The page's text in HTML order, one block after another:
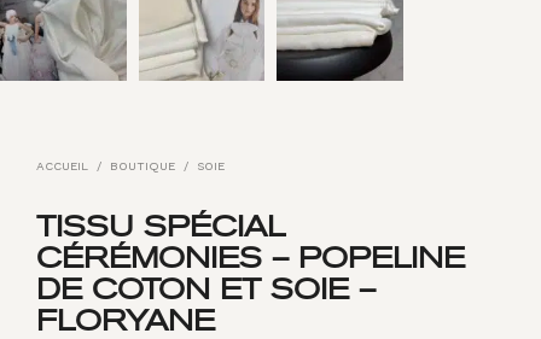
ACCUEIL / BOUTIQUE / SOIE
TISSU SPÉCIAL
CÉRÉMONIES – POPELINE
DE COTON ET SOIE –
FLORYANE